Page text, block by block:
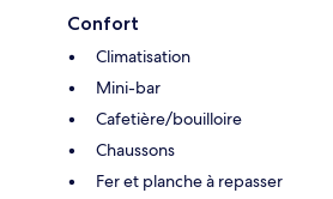
Confort
Climatisation
Mini-bar
Cafetière/bouilloire
Chaussons
Fer et planche à repasser